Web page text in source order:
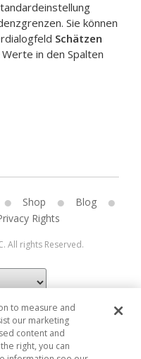
Sie können
Schätzen
in den Spalten
Shop
Blog
Rights
All rights Reserved.
to measure and
our marketing
content and
right, you can